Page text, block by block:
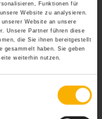
Funktionen für
Website zu analysieren.
Website an unsere
Unsere Partner führen diese
die Sie ihnen bereitgestellt
gesammelt haben. Sie geben
weiterhin nutzen.
in der
sind
allein oder in
als Paket zur
stehenden